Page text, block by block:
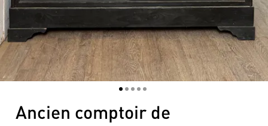
12345
Ancien comptoir de